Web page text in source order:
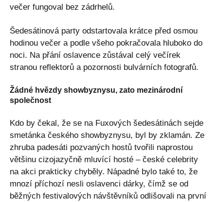
večer fungoval bez zádrhelů.
Šedesátinová party odstartovala krátce před osmou
hodinou večer a podle všeho pokračovala hluboko do
noci. Na přání oslavence zůstával celý večírek
stranou reflektorů a pozornosti bulvárních fotografů.
Žádné hvězdy showbyznysu, zato mezinárodní
společnost
Kdo by čekal, že se na Fuxových šedesátinách sejde
smetánka českého showbyznysu, byl by zklamán. Ze
zhruba padesáti pozvaných hostů tvořili naprostou
většinu cizojazyčně mluvící hosté – české celebrity
na akci prakticky chyběly. Nápadné bylo také to, že
mnozí příchozí nesli oslavenci dárky, čímž se od
běžných festivalových návštěvníků odlišovali na první